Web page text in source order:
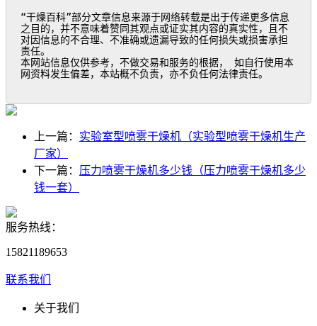
“干燥百科”部分文章信息来源于网络转载是出于传递更多信息
之目的，并不意味着赞同其观点或证实其内容的真实性，且不
对因信息的不合理、不准确或遗漏导致的任何损失或损害承担
责任。
本网站信息仅供参考，不做交易和服务的根据， 如自行使用本
网资料发生偏差，本站概不负责，亦不负任何法律责任。
上一篇： 实验室型喷雾干燥机（实验型喷雾干燥机生产
厂家）
下一篇： 压力喷雾干燥机多少钱（压力喷雾干燥机多少
钱一套）
服务热线：
15821189653
联系我们
关于我们